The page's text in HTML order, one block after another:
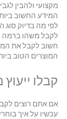
מקצועי ולהבין
המידע החשוב
לפי מה בדיוק סוג
לקבל משהו ברמה
חשוב לקבל את
המוצרים הטוב
קבלו ייעוץ
אם אתם רוצים
עכשיו על איך